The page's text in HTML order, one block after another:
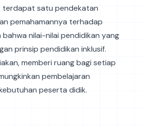
terdapat satu pendekatan
pemahamannya terhadap
bahwa nilai-nilai pendidikan yang
prinsip pendidikan inklusif.
memberi ruang bagi setiap
pembelajaran
peserta didik.